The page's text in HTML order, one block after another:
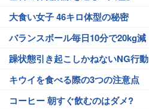
大食い女子 46キロ体型の秘密
バランスボール毎日10分で20kg減
躁状態引き起こしかねないNG行動
キウイを食べる際の3つの注意点
コーヒー 朝すぐ飲むのはダメ?